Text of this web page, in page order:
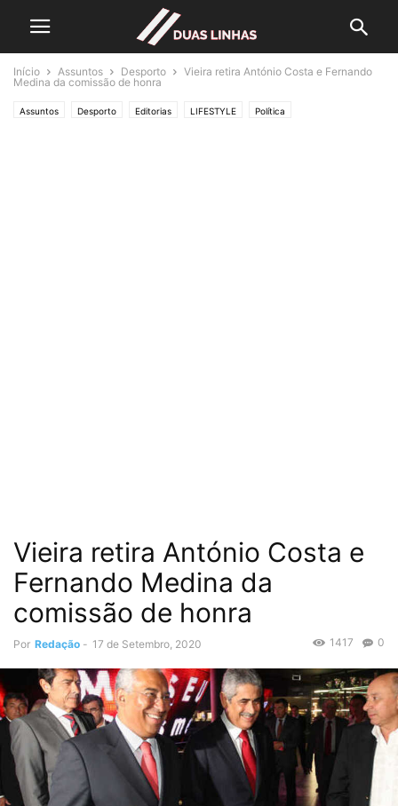
Início Assuntos Desporto
Vieira retira António Costa e Fernando
Medina da comissão de honra
Assuntos Desporto Editorias LIFESTYLE Política
Vieira retira António Costa e
Fernando Medina da
comissão de honra
Por Redação - 17 de Setembro, 2020 0
1417